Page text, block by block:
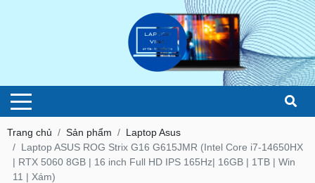
Trang chủ Sản phẩm
Laptop Asus
Laptop ASUS ROG Strix G16 G615JMR (Intel Core i7-14650HX
| RTX 5060 8GB | 16 inch Full HD IPS 165Hz| 16GB | 1TB | Win
11 | Xám)